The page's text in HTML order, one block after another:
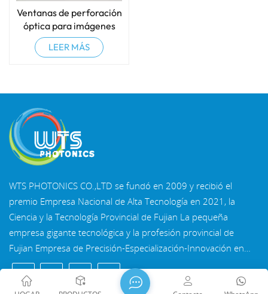
Ventanas de perforación
óptica para imágenes
médicas
LEER MÁS
WTS PHOTONICS CO.,LTD se fundó en 2009 y recibió el
premio Empresa Nacional de Alta Tecnología en 2021, la
Ciencia y la Tecnología Provincial de Fujian La pequeña
empresa gigante tecnológica y la profesión provincial de
Fujian Empresa de Precisión-Especialización-Innovación en
2022. WTS se ubica en el Hermosa ciudad costera del sureste,
Fuzhou, una famosa ciudad óptica en China. WTS cuenta